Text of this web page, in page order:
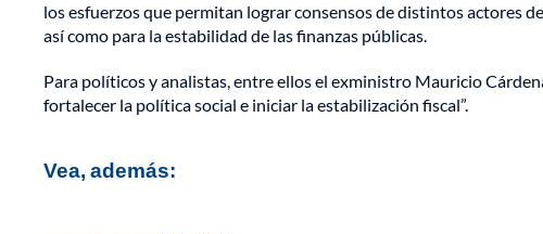
los esfuerzos que permitan lograr consensos de distintos actores
así como para la estabilidad de las finanzas públicas.
Para políticos y analistas, entre ellos el exministro Mauricio
fortalecer la política social e iniciar la estabilización fiscal”.
Vea, además: